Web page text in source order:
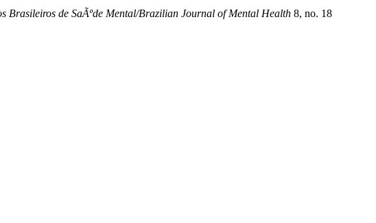
Brasileiros de SaÃºde Mental/Brazilian Journal of Mental Health 8, no. 18